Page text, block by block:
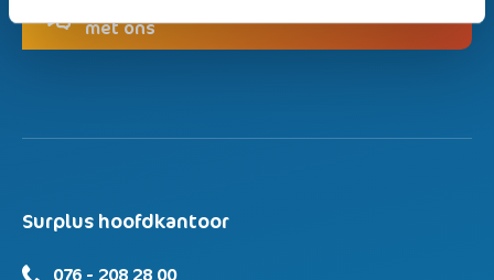
met ons
Surplus hoofdkantoor
076 - 208 28 00